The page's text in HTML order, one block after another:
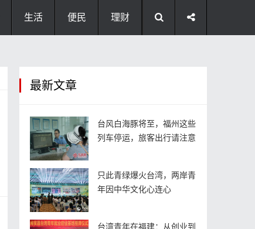
生活 便民 理财
最新文章
台风白海豚将至，福州这些
列车停运，旅客出行请注意
只此青绿爆火台湾，两岸青
年因中华文化心连心
台湾青年在福建：从创业到